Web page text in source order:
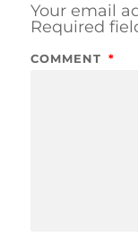
Your email
Required
COMMENT *